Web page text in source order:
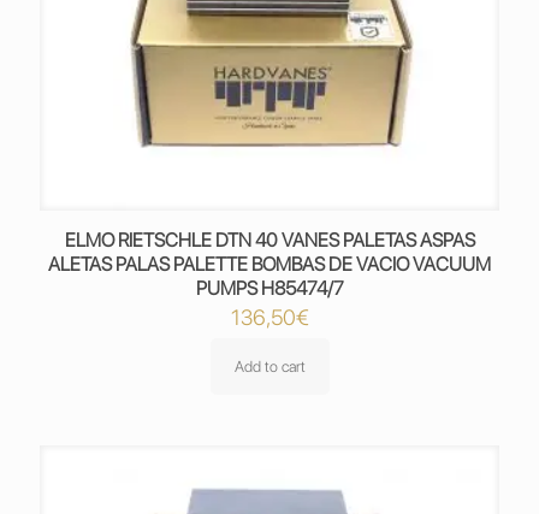
ELMO RIETSCHLE DTN 40 VANES PALETAS ASPAS
ALETAS PALAS PALETTE BOMBAS DE VACIO VACUUM
PUMPS H85474/7
136,50€
Add to cart